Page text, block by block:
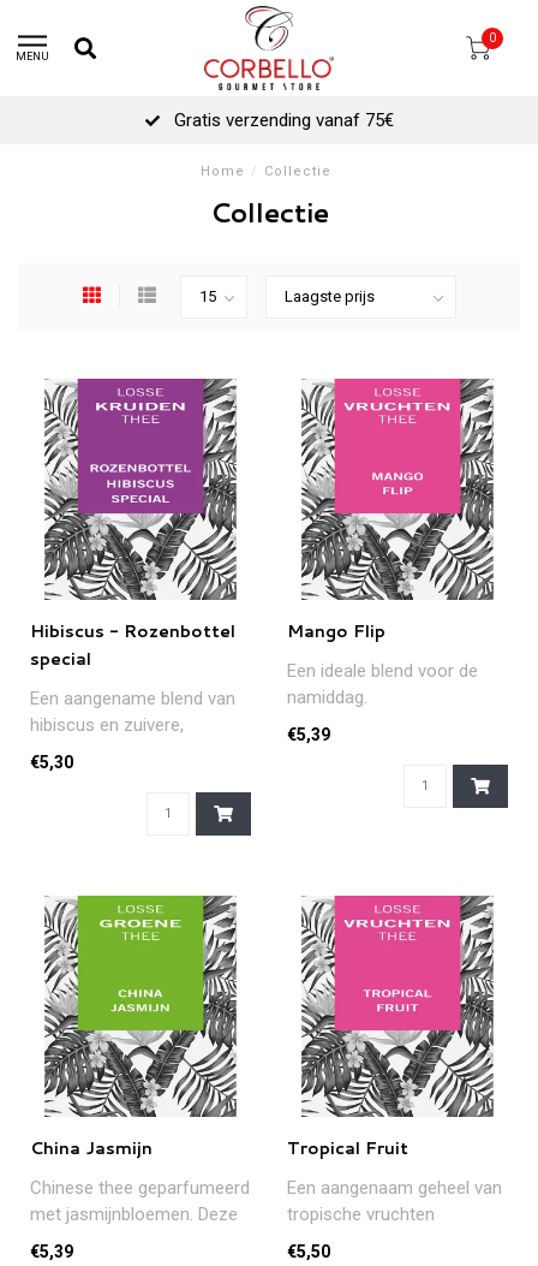
MENU
0
Gratis verzending vanaf 75€
Home / Collectie
Collectie
Hibiscus - Rozenbottel
special
Een aangename blend van
hibiscus en zuivere,
gedroogde rozenbottel en
hibiscus. ..
€5,30
Mango Flip
Een ideale blend voor de
namiddag.
€5,39
China Jasmijn
Chinese thee geparfumeerd
met jasmijnbloemen. Deze
zachte, bloemige thee past
€5,39
Tropical Fruit
Een aangenaam geheel van
tropische vruchten
€5,50